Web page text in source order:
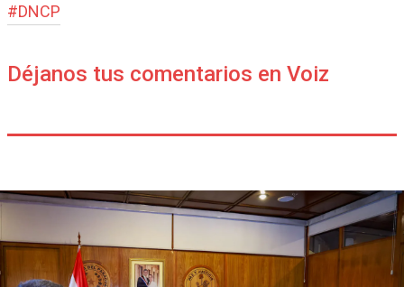
#DNCP
Déjanos tus comentarios en Voiz